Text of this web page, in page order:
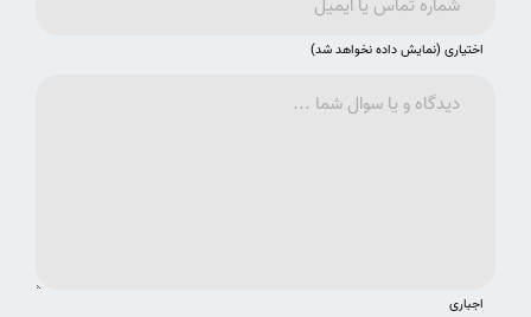
اختیاری (نمایش داده نخواهد شد)
اجباری